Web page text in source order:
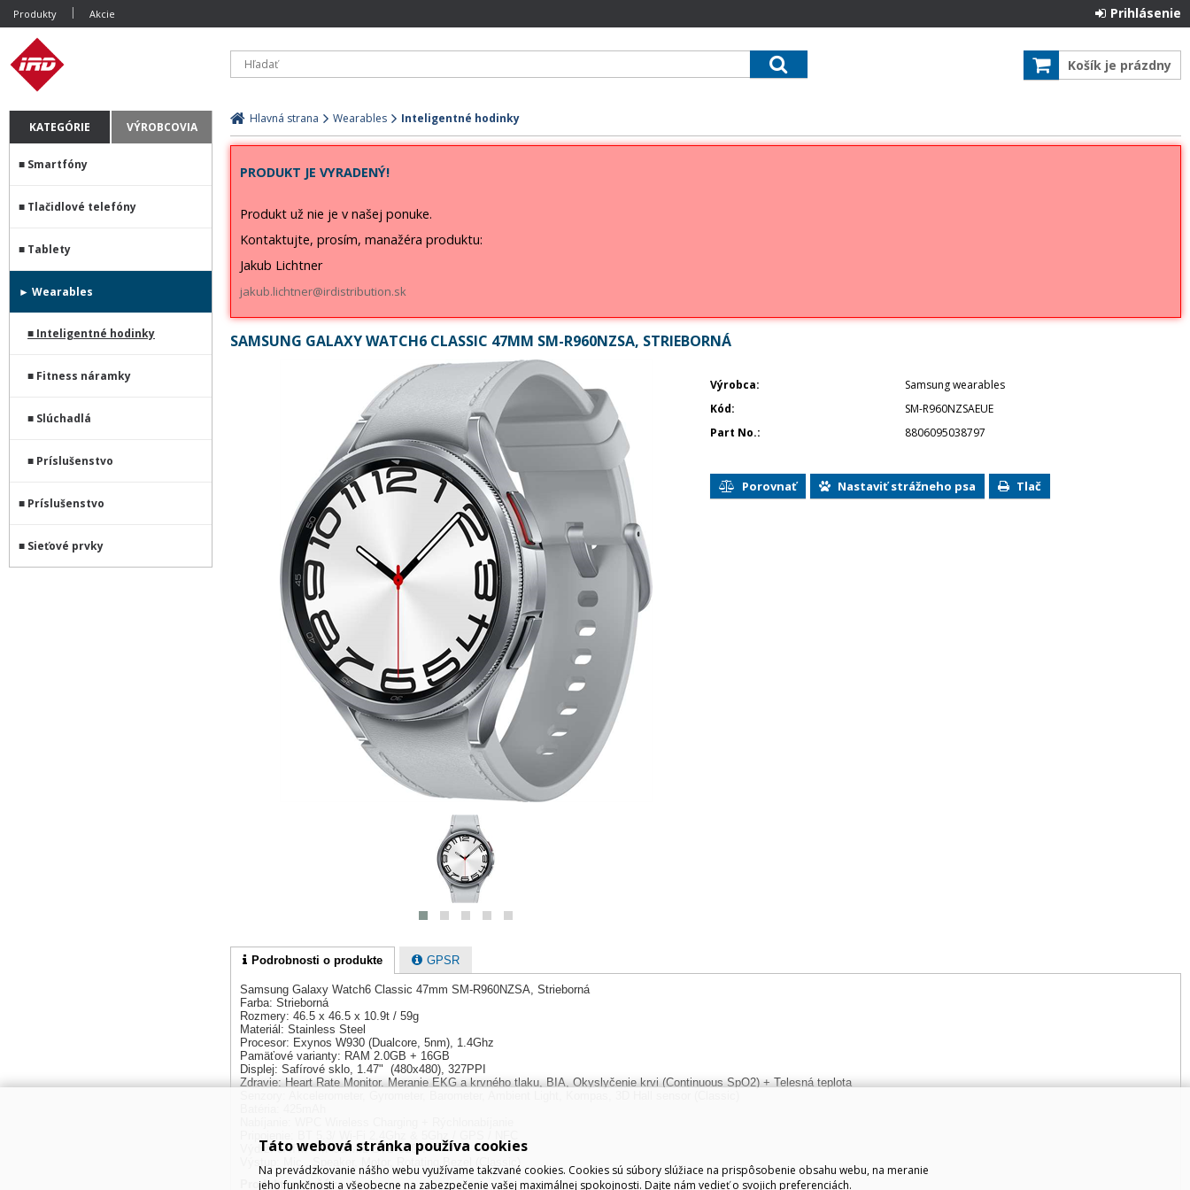
Produkty Akcie Prihlásenie
Košík je prázdny
KATEGÓRIE VÝROBCOVIA
Smartfóny
Tlačidlové telefóny
Tablety
Wearables
Inteligentné hodinky
Fitness náramky
Slúchadlá
Príslušenstvo
Príslušenstvo
Sieťové prvky
Hlavná strana Wearables Inteligentné hodinky
PRODUKT JE VYRADENÝ!
Produkt už nie je v našej ponuke.
Kontaktujte, prosím, manažéra produktu:
Jakub Lichtner
jakub.lichtner@irdistribution.sk
SAMSUNG GALAXY WATCH6 CLASSIC 47MM SM-R960NZSA, STRIEBORNÁ
Výrobca
Samsung wearables
Kód
SM-R960NZSAEUE
Part No.
8806095038797
Porovnať Nastaviť strážneho psa Tlač
Podrobnosti o produkte GPSR
Samsung Galaxy Watch6 Classic 47mm SM-R960NZSA, Strieborná
Farba: Strieborná
Rozmery: 46.5 x 46.5 x 10.9t / 59g
Materiál: Stainless Steel
Procesor: Exynos W930 (Dualcore, 5nm), 1.4Ghz
Pamäťové varianty: RAM 2.0GB + 16GB
Displej: Safírové sklo, 1.47" (480x480), 327PPI
Zdravie: Heart Rate Monitor. Meranie EKG a krvného tlaku, BIA, Okyslyčenie krvi (Continuous SpO2) + Telesná teplota
Výdrž: 5ATM + IP68/MIL-STD-810H
Výstup: Mic., Speaker, Motor, Rotating Bezel (Classic)
Produkt manažér:
Táto webová stránka používa cookies
Na prevádzkovanie nášho webu využívame takzvané cookies. Cookies sú súbory slúžiace na prispôsobenie obsahu webu, na meranie
jeho funkčnosti a všeobecne na zabezpečenie vašej maximálnej spokojnosti. Dajte nám vedieť o svojich preferenciách.